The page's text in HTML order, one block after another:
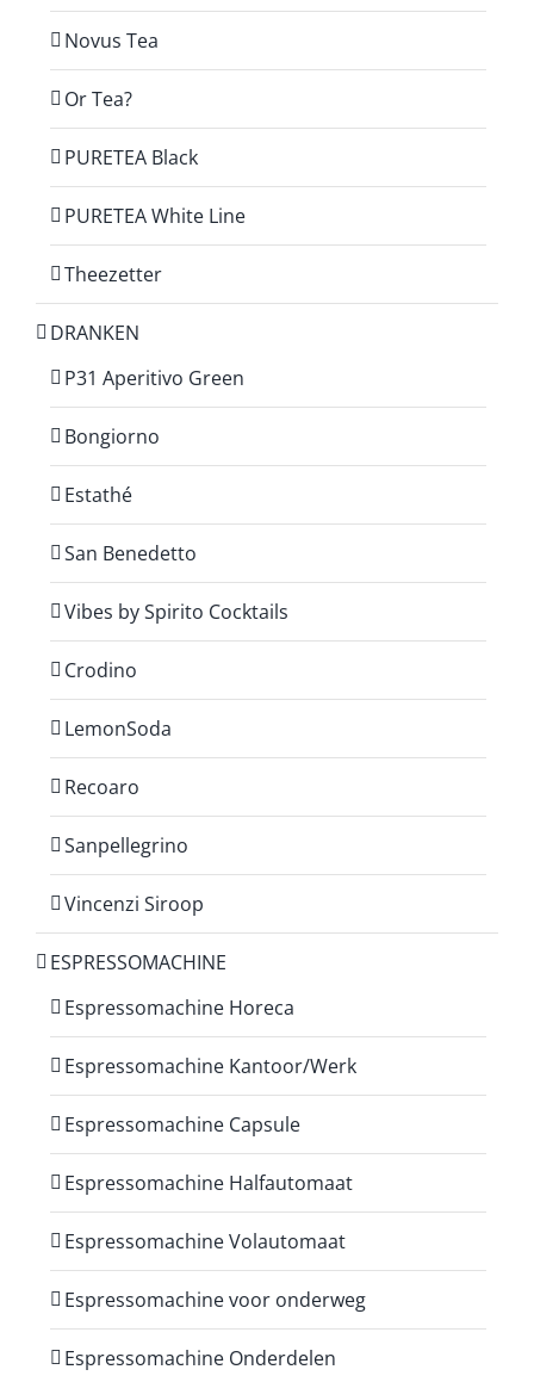
Novus Tea
Or Tea?
PURETEA Black
PURETEA White Line
Theezetter
DRANKEN
P31 Aperitivo Green
Bongiorno
Estathé
San Benedetto
Vibes by Spirito Cocktails
Crodino
LemonSoda
Recoaro
Sanpellegrino
Vincenzi Siroop
ESPRESSOMACHINE
Espressomachine Horeca
Espressomachine Kantoor/Werk
Espressomachine Capsule
Espressomachine Halfautomaat
Espressomachine Volautomaat
Espressomachine voor onderweg
Espressomachine Onderdelen